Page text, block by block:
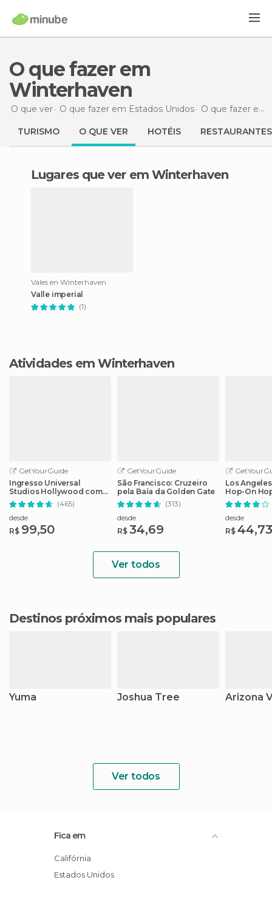
O que fazer em
Winterhaven
O que ver O que fazer em Estados Unidos O que fazer em Califórnia
TURISMO O QUE VER HOTÉIS RESTAURANTES
Lugares que ver em Winterhaven
Vales en Winterhaven
Valle imperial
(1)
Atividades em Winterhaven
GetYourGuide
Ingresso Universal
Studios Hollywood com
Cancelamento Fácil
(465)
desde
R$ 99,50
GetYourGuide
São Francisco: Cruzeiro
pela Baía da Golden Gate
(313)
desde
R$ 34,69
Los
Hop-On
guia de
desde
R$ 44,73
Ver todos
Destinos próximos mais populares
Yuma Joshua Tree Arizona
Ver todos
Fica em
Califórnia
Estados Unidos